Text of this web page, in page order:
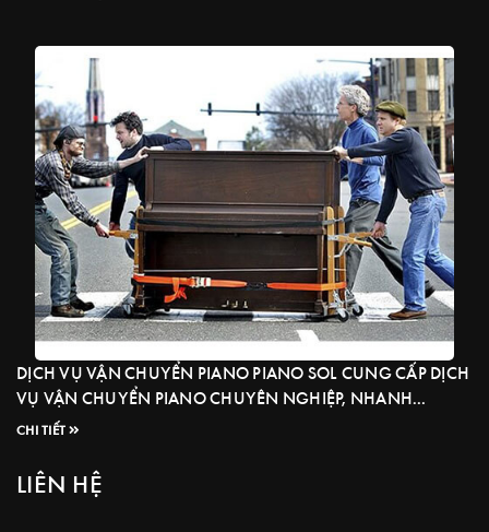
DỊCH VỤ VẬN CHUYỂN PIANO PIANO SOL CUNG CẤP DỊCH
VỤ VẬN CHUYỂN PIANO CHUYÊN NGHIỆP, NHANH
CHÓNG, CHÍNH XÁC VÀ AN TOÀN TUYỆT ĐỐI CÂY PIANO
piano cơ Upright đến Grand, cùng đội ngũ nhân viên được
đào tạo tĩ mĩ chuyên sâu ...
CHI TIẾT
LIÊN HỆ